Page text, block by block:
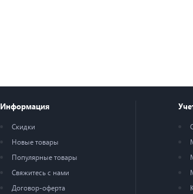
Информация
Скидки
Новые товары
Популярные товары
Свяжитесь с нами
Договор-оферта